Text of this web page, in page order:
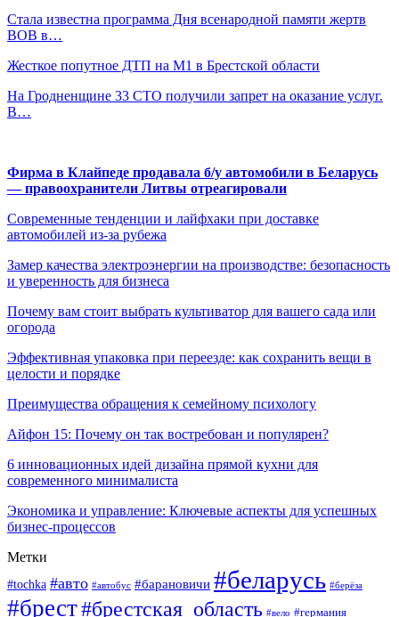
Стала известна программа Дня всенародной памяти жертв
ВОВ в…
Жесткое попутное ДТП на М1 в Брестской области
На Гродненщине 33 СТО получили запрет на оказание услуг.
В…
Фирма в Клайпеде продавала б/у автомобили в Беларусь
— правоохранители Литвы отреагировали
Современные тенденции и лайфхаки при доставке
автомобилей из-за рубежа
Замер качества электроэнергии на производстве: безопасность
и уверенность для бизнеса
Почему вам стоит выбрать культиватор для вашего сада или
огорода
Эффективная упаковка при переезде: как сохранить вещи в
целости и порядке
Преимущества обращения к семейному психологу
Айфон 15: Почему он так востребован и популярен?
6 инновационных идей дизайна прямой кухни для
современного минималиста
Экономика и управление: Ключевые аспекты для успешных
бизнес-процессов
Метки
#tochka #авто #автобус #барановичи #беларусь #берёза
#брест#брестская_область #вело #германия